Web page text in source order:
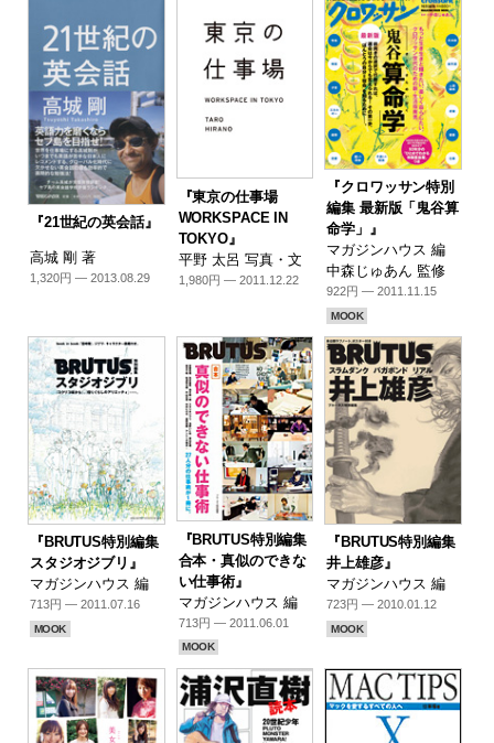
『21世紀の英会話』
高城 剛 著
1,320円 — 2013.08.29
『東京の仕事場
WORKSPACE IN
TOKYO』
平野 太呂 写真・文
1,980円 — 2011.12.22
『クロワッサン特別
編集 最新版「鬼谷算
命学」』
マガジンハウス 編
中森じゅあん 監修
922円 — 2011.11.15
MOOK
『BRUTUS特別編集
スタジオジブリ』
マガジンハウス 編
713円 — 2011.07.16
MOOK
『BRUTUS特別編集
合本・真似のできな
い仕事術』
マガジンハウス 編
713円 — 2011.06.01
MOOK
『BRUTUS特別編集
井上雄彦』
マガジンハウス 編
723円 — 2010.01.12
MOOK